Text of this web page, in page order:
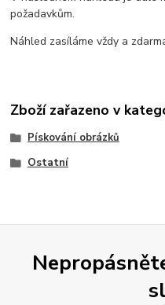
požadavkům.
Náhled zasíláme vždy a
Zboží zařazeno v
Pískování obrázků
Ostatní